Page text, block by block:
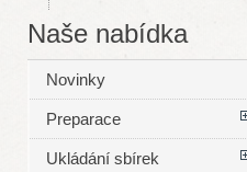
Naše nabídka
Novinky
Preparace
Ukládání sbírek